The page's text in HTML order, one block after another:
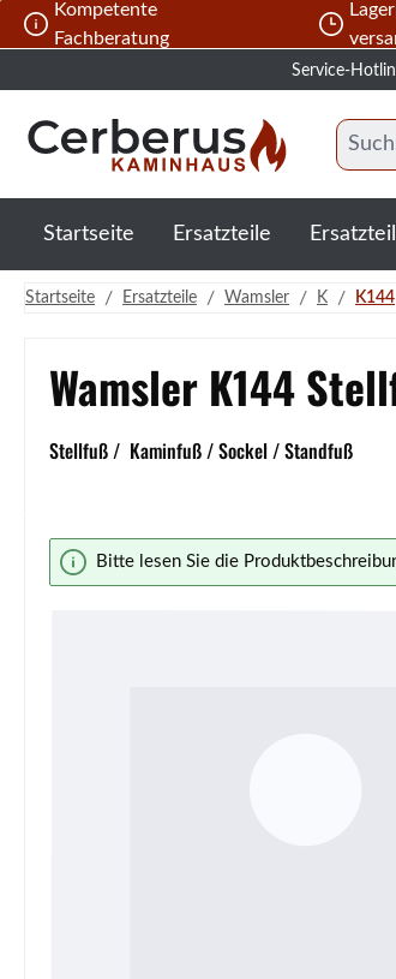
Hauptinhalt springen
Zur Suche springen
Zur Hauptnavigation springen
Kompetente
Fachberatung
Service-
Startseite Ersatzteile
Startseite / Ersatzteile / Wamsler / K / K144
Wamsler K144
Stellfuß / Kaminfuß / Sockel / Standfuß
Bildergalerie überspringen
Bitte lesen Sie die